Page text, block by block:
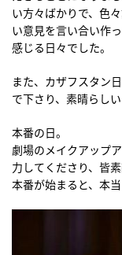
い方々ばかりで、色
い意見を言い合い作
感じる日々でした。
また、カザフスタン
で下さり、素晴らし
本番の日。
劇場のメイクアップ
力してくださり、皆
本番が始まると、本